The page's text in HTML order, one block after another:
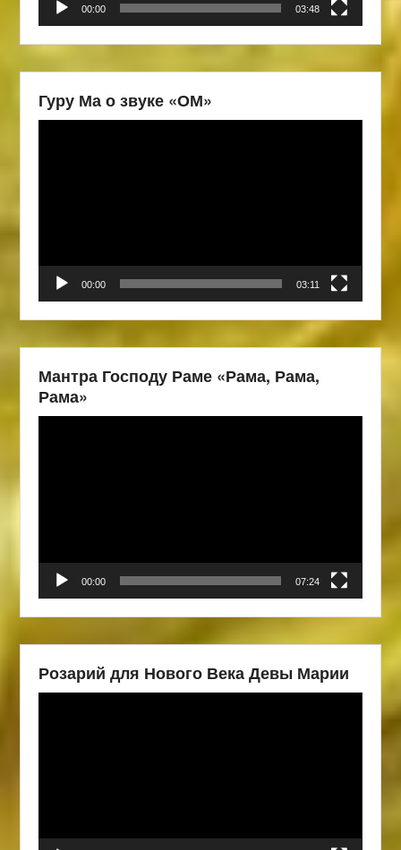
00:00 03:48
Гуру Ма о звуке «ОМ»
00:00 03:11
Мантра Господу Раме «Рама, Рама,
Рама»
00:00 07:24
Розарий для Нового Века Девы Марии